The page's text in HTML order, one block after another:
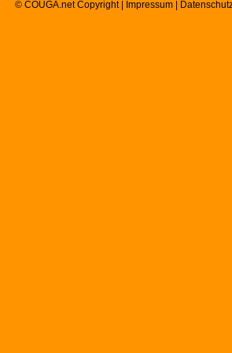
© COUGA.net Copyright | Impressum